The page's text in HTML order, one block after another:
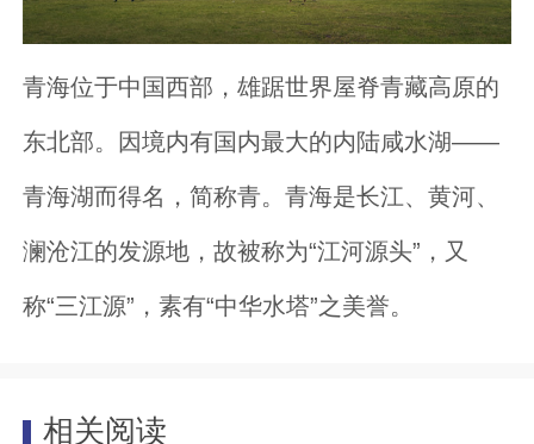
青海位于中国西部，雄踞世界屋脊青藏高原的
东北部。因境内有国内最大的内陆咸水湖——
青海湖而得名，简称青。青海是长江、黄河、
澜沧江的发源地，故被称为“江河源头”，又
称“三江源”，素有“中华水塔”之美誉。
相关阅读